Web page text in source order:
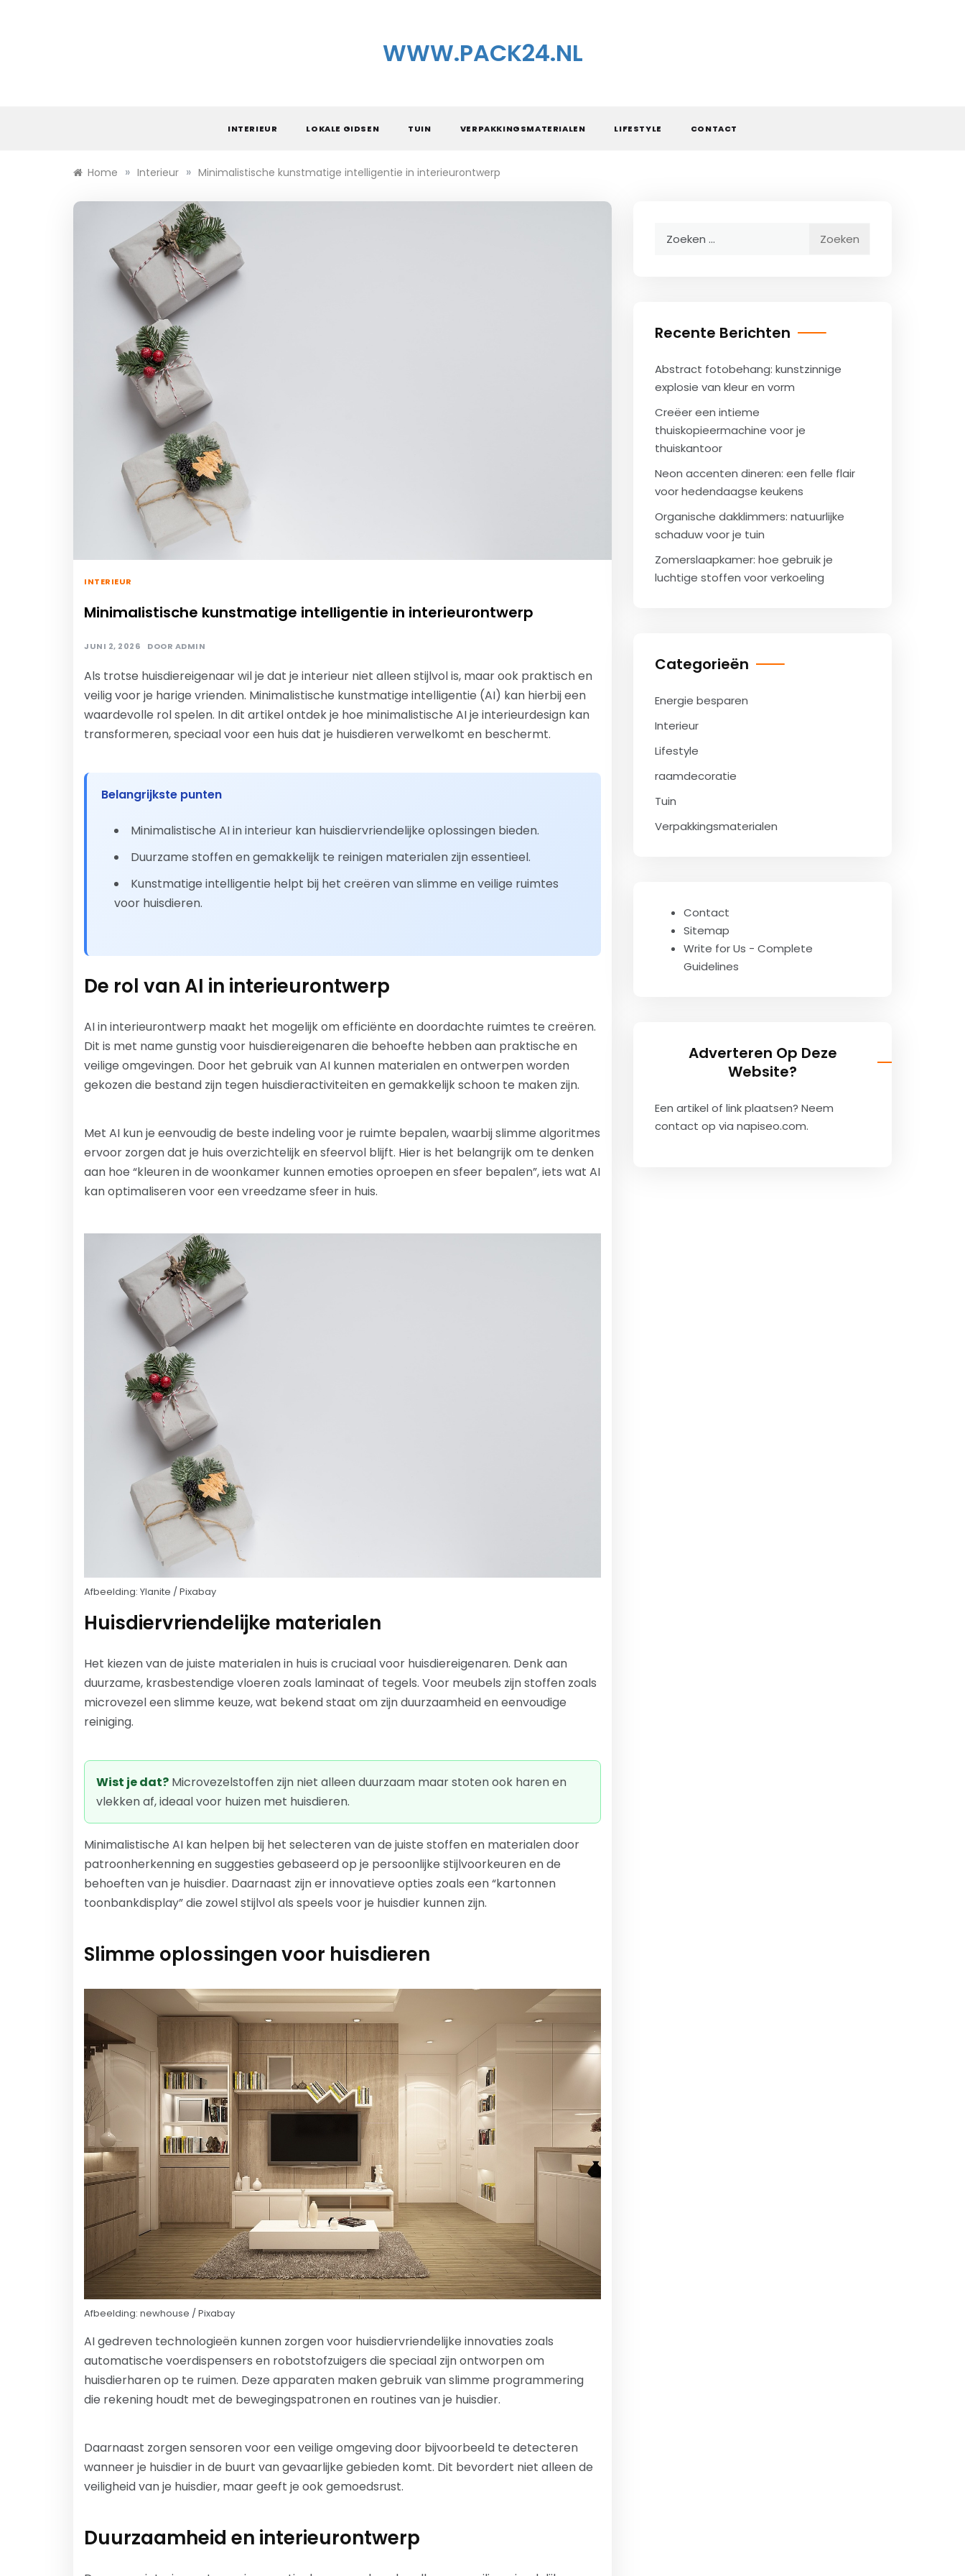
WWW.PACK24.NL
INTERIEUR LOKALE GIDSEN TUIN VERPAKKINGSMATERIALEN LIFESTYLE CONTACT
Home » Interieur » Minimalistische kunstmatige intelligentie in interieurontwerp
INTERIEUR
Minimalistische kunstmatige intelligentie in interieurontwerp
JUNI 2, 2026 DOOR ADMIN
Als trotse huisdiereigenaar wil je dat je interieur niet alleen stijlvol is, maar ook praktisch en
veilig voor je harige vrienden. Minimalistische kunstmatige intelligentie (AI) kan hierbij een
waardevolle rol spelen. In dit artikel ontdek je hoe minimalistische AI je interieurdesign kan
transformeren, speciaal voor een huis dat je huisdieren verwelkomt en beschermt.
Belangrijkste punten
Minimalistische AI in interieur kan huisdiervriendelijke oplossingen bieden.
Duurzame stoffen en gemakkelijk te reinigen materialen zijn essentieel.
Kunstmatige intelligentie helpt bij het creëren van slimme en veilige ruimtes
voor huisdieren.
De rol van AI in interieurontwerp
AI in interieurontwerp maakt het mogelijk om efficiënte en doordachte ruimtes te creëren.
Dit is met name gunstig voor huisdiereigenaren die behoefte hebben aan praktische en
veilige omgevingen. Door het gebruik van AI kunnen materialen en ontwerpen worden
gekozen die bestand zijn tegen huisdieractiviteiten en gemakkelijk schoon te maken zijn.
Met AI kun je eenvoudig de beste indeling voor je ruimte bepalen, waarbij slimme algoritmes
ervoor zorgen dat je huis overzichtelijk en sfeervol blijft. Hier is het belangrijk om te denken
aan hoe “kleuren in de woonkamer kunnen emoties oproepen en sfeer bepalen”, iets wat AI
kan optimaliseren voor een vreedzame sfeer in huis.
Afbeelding: Ylanite / Pixabay
Huisdiervriendelijke materialen
Het kiezen van de juiste materialen in huis is cruciaal voor huisdiereigenaren. Denk aan
duurzame, krasbestendige vloeren zoals laminaat of tegels. Voor meubels zijn stoffen zoals
microvezel een slimme keuze, wat bekend staat om zijn duurzaamheid en eenvoudige
reiniging.
Wist je dat? Microvezelstoffen zijn niet alleen duurzaam maar stoten ook haren en
vlekken af, ideaal voor huizen met huisdieren.
Minimalistische AI kan helpen bij het selecteren van de juiste stoffen en materialen door
patroonherkenning en suggesties gebaseerd op je persoonlijke stijlvoorkeuren en de
behoeften van je huisdier. Daarnaast zijn er innovatieve opties zoals een “kartonnen
toonbankdisplay” die zowel stijlvol als speels voor je huisdier kunnen zijn.
Slimme oplossingen voor huisdieren
Afbeelding: newhouse / Pixabay
AI gedreven technologieën kunnen zorgen voor huisdiervriendelijke innovaties zoals
automatische voerdispensers en robotstofzuigers die speciaal zijn ontworpen om
huisdierharen op te ruimen. Deze apparaten maken gebruik van slimme programmering
die rekening houdt met de bewegingspatronen en routines van je huisdier.
Daarnaast zorgen sensoren voor een veilige omgeving door bijvoorbeeld te detecteren
wanneer je huisdier in de buurt van gevaarlijke gebieden komt. Dit bevordert niet alleen de
veiligheid van je huisdier, maar geeft je ook gemoedsrust.
Duurzaamheid en interieurontwerp
Recente Berichten
Abstract fotobehang: kunstzinnige
explosie van kleur en vorm
Creëer een intieme
thuiskopieermachine voor je
thuiskantoor
Neon accenten dineren: een felle flair
voor hedendaagse keukens
Organische dakklimmers: natuurlijke
schaduw voor je tuin
Zomerslaapkamer: hoe gebruik je
luchtige stoffen voor verkoeling
Categorieën
Energie besparen
Interieur
Lifestyle
raamdecoratie
Tuin
Verpakkingsmaterialen
Contact
Sitemap
Write for Us - Complete
Guidelines
Adverteren Op Deze
Website?
Een artikel of link plaatsen? Neem
contact op via napiseo.com.